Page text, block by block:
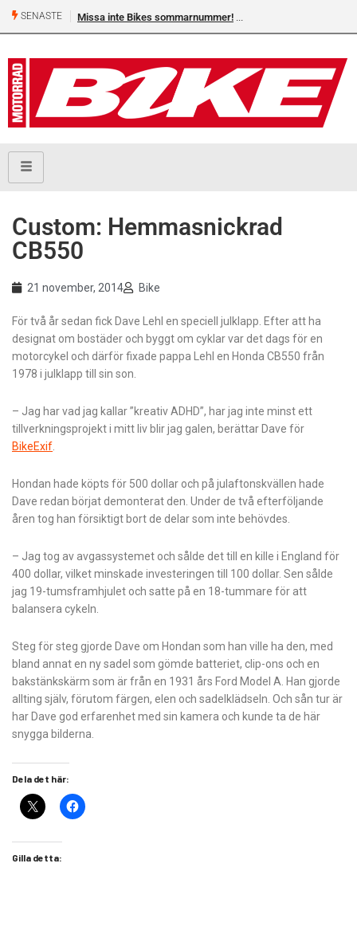
SENASTE Missa inte Bikes sommarnummer!
Custom: Hemmasnickrad
CB550
21 november, 2014 Bike
För två år sedan fick Dave Lehl en speciell julklapp. Efter att ha
designat om bostäder och byggt om cyklar var det dags för en
motorcykel och därför fixade pappa Lehl en Honda CB550 från
1978 i julklapp till sin son.
– Jag har vad jag kallar ”kreativ ADHD”, har jag inte minst ett
tillverkningsprojekt i mitt liv blir jag galen, berättar Dave för
BikeExif.
Hondan hade köpts för 500 dollar och på julaftonskvällen hade
Dave redan börjat demonterat den. Under de två efterföljande
åren tog han försiktigt bort de delar som inte behövdes.
– Jag tog av avgassystemet och sålde det till en kille i England för
400 dollar, vilket minskade investeringen till 100 dollar. Sen sålde
jag 19-tumsframhjulet och satte på en 18-tummare för att
balansera cykeln.
Steg för steg gjorde Dave om Hondan som han ville ha den, med
bland annat en ny sadel som gömde batteriet, clip-ons och en
bakstänkskärm som är från en 1931 års Ford Model A. Han gjorde
allting själv, förutom färgen, elen och sadelklädseln. Och sån tur är
har Dave god erfarenhet med sin kamera och kunde ta de här
snygga bilderna.
Dela det här:
Gilla detta: